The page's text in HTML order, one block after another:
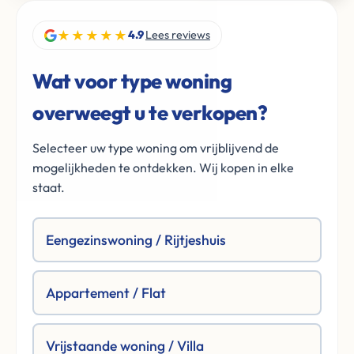
★★★★★4.9Lees reviews
Wat voor type woning
overweegt u te verkopen?
Selecteer uw type woning om vrijblijvend de
mogelijkheden te ontdekken. Wij kopen in elke
staat.
Eengezinswoning / Rijtjeshuis
Appartement / Flat
Vrijstaande woning / Villa